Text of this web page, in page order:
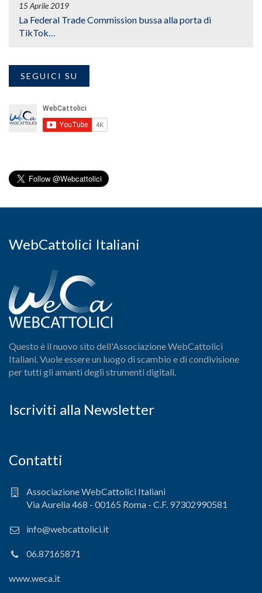
15 Aprile 2019
La Federal Trade Commission bussa alla porta di
TikTok…
SEGUICI SU
WebCattolici Italiani
Questo è il nuovo sito dell'Associazione WebCattolici
Italiani. Vuole essere un luogo di scambio e di condivisione
per tutti gli amanti degli strumenti digitali.
Iscriviti alla Newsletter
Contatti
Associazione WebCattolici Italiani
Via Aurelia 468 - 00165 Roma - C.F. 97302990581
info@webcattolici.it
06.87165871
www.weca.it